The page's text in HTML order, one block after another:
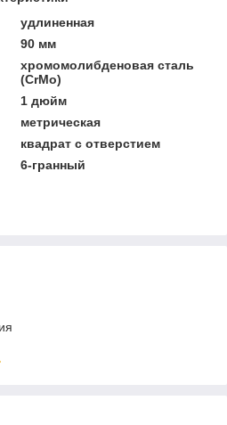
удлиненная
90 мм
хромомолибденовая сталь
(CrMo)
1 дюйм
метрическая
квадрат с отверстием
6-гранный